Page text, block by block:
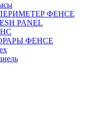
ФЕНСЕ
PANEL
ФЕНСЕ